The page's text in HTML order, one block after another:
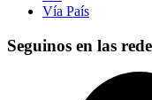
Vía País
Seguinos en las